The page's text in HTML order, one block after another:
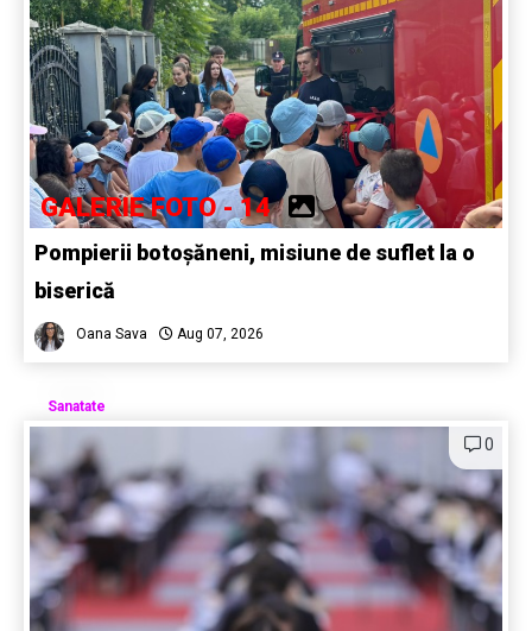
GALERIE FOTO - 14
Pompierii botoșăneni, misiune de suflet la o
biserică
Oana Sava Aug 07, 2026
Sanatate
0